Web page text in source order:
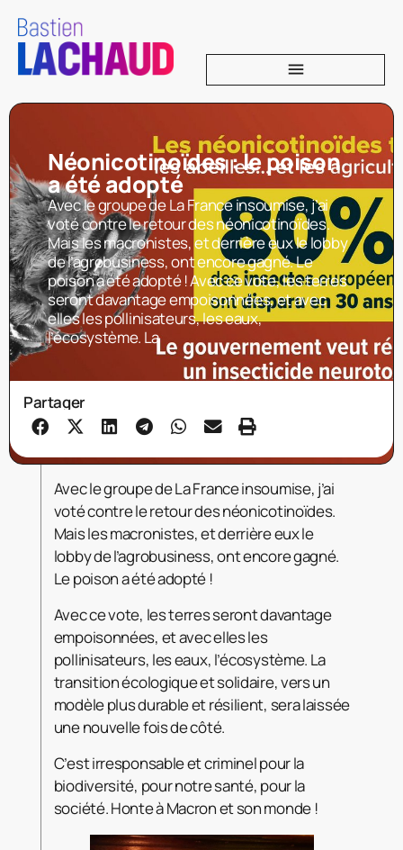
Néonicotinoïdes : le poison
a été adopté
Avec le groupe de La France insoumise, j’ai
voté contre le retour des néonicotinoïdes.
Mais les macronistes, et derrière eux le lobby
de l’agrobusiness, ont encore gagné. Le
poison a été adopté ! Avec ce vote, les terres
seront davantage empoisonnées, et avec
elles les pollinisateurs, les eaux,
l’écosystème. La
Partager
Avec le groupe de La France insoumise, j’ai
voté contre le retour des néonicotinoïdes.
Mais les macronistes, et derrière eux le
lobby de l’agrobusiness, ont encore gagné.
Le poison a été adopté !
Avec ce vote, les terres seront davantage
empoisonnées, et avec elles les
pollinisateurs, les eaux, l’écosystème. La
transition écologique et solidaire, vers un
modèle plus durable et résilient, sera laissée
une nouvelle fois de côté.
C’est irresponsable et criminel pour la
biodiversité, pour notre santé, pour la
société. Honte à Macron et son monde !